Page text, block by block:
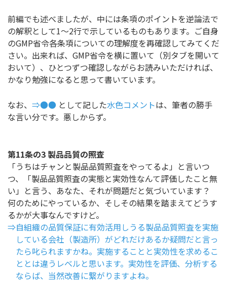
前編でも述べましたが、中には条項のポイントを逆論法で
の解釈として1～2行で示しているものもあります。ご自身
のGMP省令各条項についての理解度を再確認してみてくだ
さい。出来れば、GMP省令を横に置いて（別タブを開いて
おいて）、ひとつずつ確認しながらお読みいただければ、
かなり勉強になると思って書いています。
なお、 ⇒●● として記した水色コメントは、筆者の勝手
な言い分です。悪しからず。
第11条の3 製品品質の照査
「うちはチャンと製品品質照査をやってるよ」と言いつ
つ、「製品品質照査の実態と実効性なんて評価したこと無
い」と言う、あなた、それが問題だと気づいています？
何のためにやっているか、そしその結果を踏まえてどうす
るかが大事なんですけど。
⇒自組織の品質保証に有効活用しうる製品品質照査を実施
している会社（製造所）がどれだけあるか疑問だと言っ
たら叱られますかね。実施することと実効性を求めるこ
ととは違うレベルと思います。実効性を評価、分析する
ならば、当然改善に繋がりますよね。